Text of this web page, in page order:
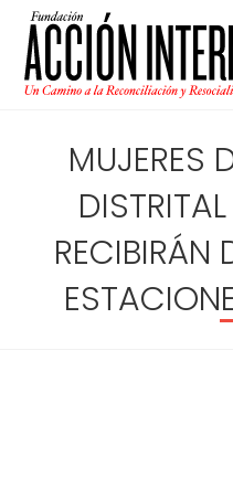
contenido
MUJERES
RECIBIRÁN